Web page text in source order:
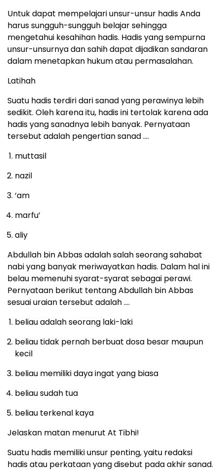
Untuk dapat mempelajari unsur-unsur hadis Anda
harus sungguh-sungguh belajar sehingga
mengetahui kesahihan hadis. Hadis yang sempurna
unsur-unsurnya dan sahih dapat dijadikan sandaran
dalam menetapkan hukum atau permasalahan.
Latihah
Suatu hadis terdiri dari sanad yang perawinya lebih
sedikit. Oleh karena itu, hadis ini tertolak karena ada
hadis yang sanadnya lebih banyak. Pernyataan
tersebut adalah pengertian sanad ….
muttasil
nazil
‘am
marfu’
aliy
Abdullah bin Abbas adalah salah seorang sahabat
nabi yang banyak meriwayatkan hadis. Dalam hal ini
belau memenuhi syarat-syarat sebagai perawi.
Pernyataan berikut tentang Abdullah bin Abbas
sesuai uraian tersebut adalah ….
beliau adalah seorang laki-laki
beliau tidak pernah berbuat dosa besar maupun
kecil
beliau memiliki daya ingat yang biasa
beliau sudah tua
beliau terkenal kaya
Jelaskan matan menurut At Tibhi!
Suatu hadis memiliki unsur penting, yaitu redaksi
hadis atau perkataan yang disebut pada akhir sanad.